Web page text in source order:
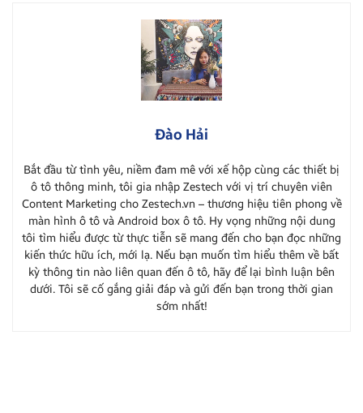
Đào Hải
Bắt đầu từ tình yêu, niềm đam mê với xế hộp cùng các thiết bị
ô tô thông minh, tôi gia nhập Zestech với vị trí chuyên viên
Content Marketing cho Zestech.vn – thương hiệu tiên phong về
màn hình ô tô và Android box ô tô. Hy vọng những nội dung
tôi tìm hiểu được từ thực tiễn sẽ mang đến cho bạn đọc những
kiến thức hữu ích, mới lạ. Nếu bạn muốn tìm hiểu thêm về bất
kỳ thông tin nào liên quan đến ô tô, hãy để lại bình luận bên
dưới. Tôi sẽ cố gắng giải đáp và gửi đến bạn trong thời gian
sớm nhất!